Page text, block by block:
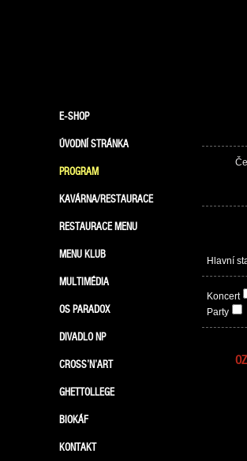
E-SHOP
ÚVODNÍ STRÁNKA
PROGRAM
KAVÁRNA/RESTAURACE
RESTAURACE MENU
MENU KLUB
MULTIMÉDIA
OS PARADOX
DIVADLO NP
CROSS’N’ART
GHETTOLLEGE
BIOKÁF
KONTAKT
Hlavní
Koncert
Party